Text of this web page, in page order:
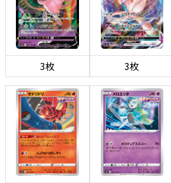
3枚 3枚